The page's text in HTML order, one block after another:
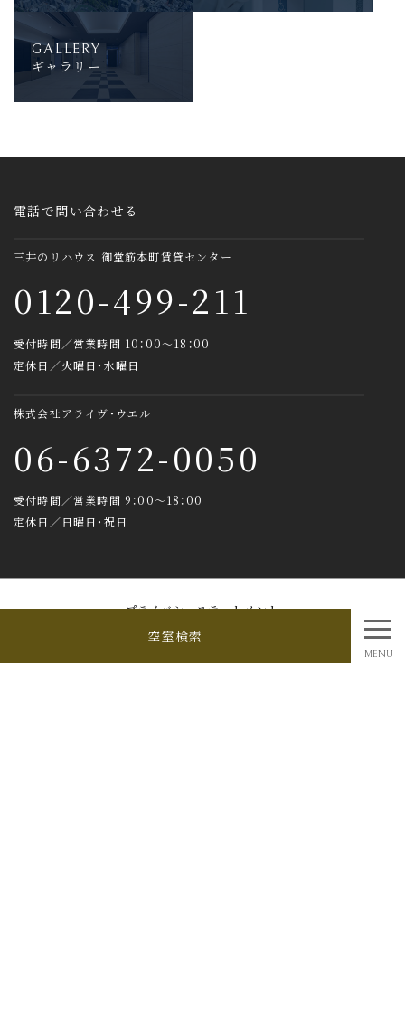
GALLERY
ギャラリー
電話で問い合わせる
三井のリハウス 御堂筋本町賃貸センター
0120-499-211
受付時間／営業時間 10：00～18：00
定休日／火曜日・水曜日
株式会社アライヴ・ウエル
06-6372-0050
受付時間／営業時間 9：00～18：00
定休日／日曜日・祝日
空室検索
MENU
プライバシーステートメント
特定個人情報基本方針